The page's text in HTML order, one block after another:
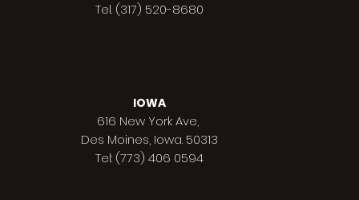
Tel. (317) 520-8680
IOWA
616 New York Ave,
Des Moines, Iowa. 50313
Tel: (773) 406 0594